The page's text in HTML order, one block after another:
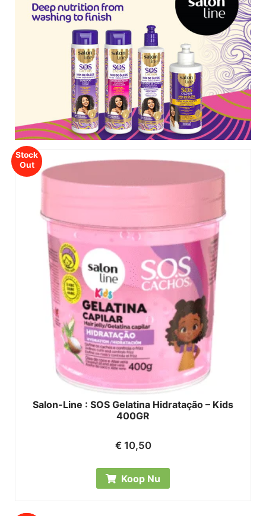
Stock
Out
Salon-Line : SOS Gelatina Hidratação – Kids
400GR
€10,50
Koop Nu